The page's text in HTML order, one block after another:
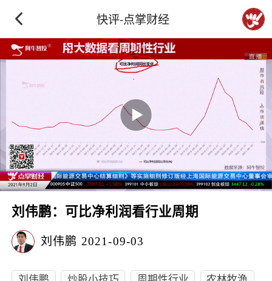
快评-点掌财经
刘伟鹏：可比净利润看行业周期
刘伟鹏 2021-09-03